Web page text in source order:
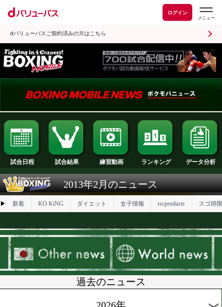
ログイン
dバリューパスご契約済みの方はこちら
試合日程 試合結果 練習動画 ランキング
新着 ダイエット